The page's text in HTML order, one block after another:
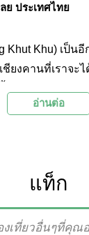
ย ประเทศไทย
Khut Khu) เป็น
ชียงคานที่เราจ
รยากาศทางธรร
อ่านต่อ
แท็ก
งเที่ยวอื่นๆที่คุณ